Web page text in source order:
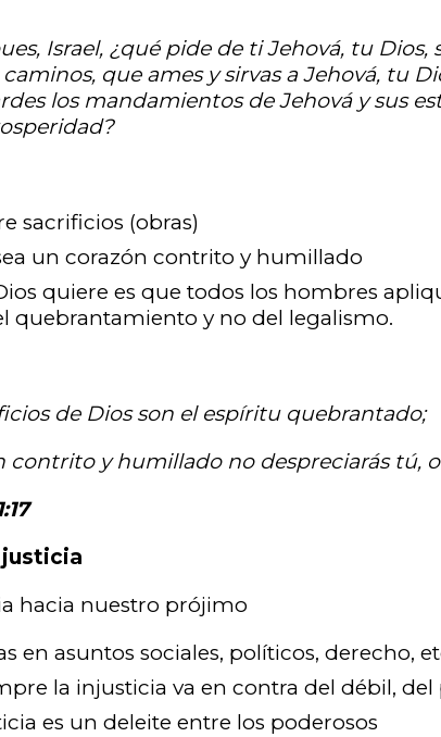
Israel, ¿qué pide de ti Jehová, tu
que ames y sirvas a Jehová, tu
los mandamientos de Jehová y sus
sacrificios (obras)
un corazón contrito y humillado
quiere es que todos los hombres
quebrantamiento y no del legalismo.
de Dios son el espíritu quebrantado;
contrito y humillado no despreciarás tú,
justicia
hacia nuestro prójimo
en asuntos sociales, políticos, derecho,
la injusticia va en contra del débil,
es un deleite entre los poderosos